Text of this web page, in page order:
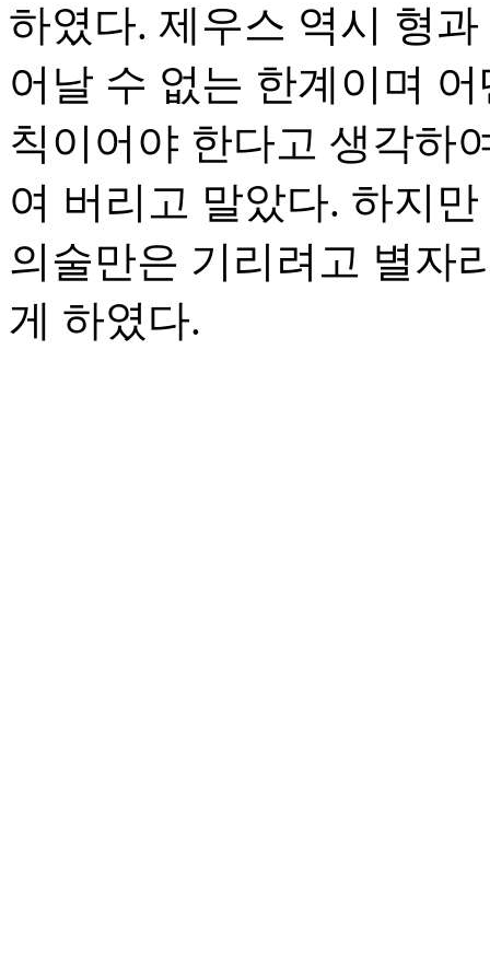
하였다. 제우스 역시 형
어날 수 없는 한계이며
칙이어야 한다고 생각하
여 버리고 말았다. 하지
의술만은 기리려고 별자
게 하였다.